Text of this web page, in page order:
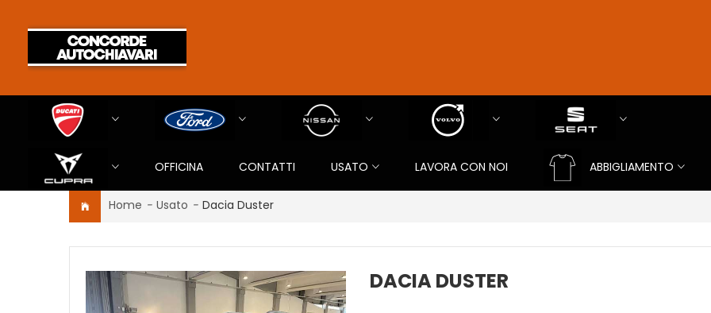
OFFICINA CONTATTI USATO LAVORA CON NOI ABBIGLIAMENTO
Home - Usato - Dacia Duster
DACIA DUSTER